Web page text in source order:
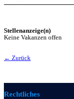
Stellenanzeige(n)
Keine Vakanzen offen
← Zurück
Rechtliches